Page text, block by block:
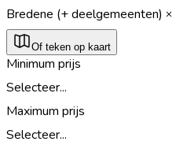
Bredene (+ deelgemeenten)
Of teken op kaart
Minimum prijs
Selecteer...
Maximum prijs
Selecteer...